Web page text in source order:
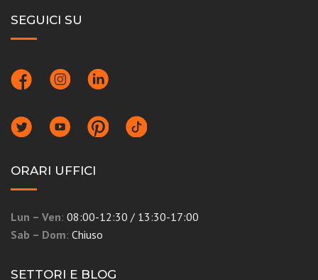
SEGUICI SU
ORARI UFFICI
Lun – Ven: 08:00-12:30 / 13:30-17:00
Sab – Dom: Chiuso
SETTORI E BLOG